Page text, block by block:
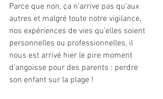
Parce que non, ça n’arrive pas qu’aux
autres et malgré toute notre vigilance,
nos expériences de vies qu’elles soient
personnelles ou professionnelles, il
nous est arrivé hier le pire moment
d’angoisse pour des parents : perdre
son enfant sur la plage !